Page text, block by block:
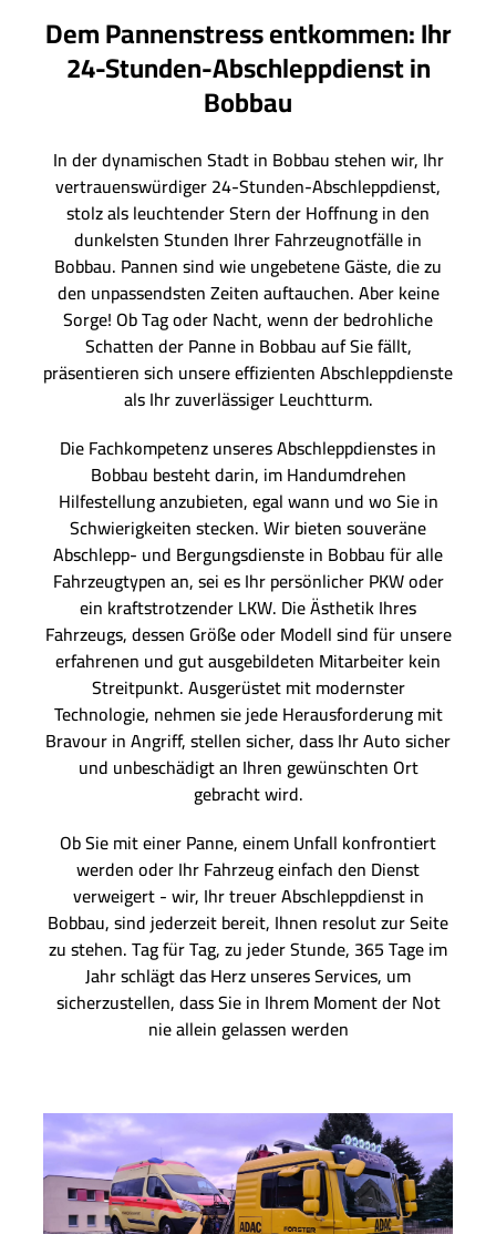
Dem Pannenstress entkommen: Ihr
24-Stunden-Abschleppdienst in
Bobbau
In der dynamischen Stadt in Bobbau stehen wir, Ihr
vertrauenswürdiger 24-Stunden-Abschleppdienst,
stolz als leuchtender Stern der Hoffnung in den
dunkelsten Stunden Ihrer Fahrzeugnotfälle in
Bobbau. Pannen sind wie ungebetene Gäste, die zu
den unpassendsten Zeiten auftauchen. Aber keine
Sorge! Ob Tag oder Nacht, wenn der bedrohliche
Schatten der Panne in Bobbau auf Sie fällt,
präsentieren sich unsere effizienten Abschleppdienste
als Ihr zuverlässiger Leuchtturm.
Die Fachkompetenz unseres Abschleppdienstes in
Bobbau besteht darin, im Handumdrehen
Hilfestellung anzubieten, egal wann und wo Sie in
Schwierigkeiten stecken. Wir bieten souveräne
Abschlepp- und Bergungsdienste in Bobbau für alle
Fahrzeugtypen an, sei es Ihr persönlicher PKW oder
ein kraftstrotzender LKW. Die Ästhetik Ihres
Fahrzeugs, dessen Größe oder Modell sind für unsere
erfahrenen und gut ausgebildeten Mitarbeiter kein
Streitpunkt. Ausgerüstet mit modernster
Technologie, nehmen sie jede Herausforderung mit
Bravour in Angriff, stellen sicher, dass Ihr Auto sicher
und unbeschädigt an Ihren gewünschten Ort
gebracht wird.
Ob Sie mit einer Panne, einem Unfall konfrontiert
werden oder Ihr Fahrzeug einfach den Dienst
verweigert - wir, Ihr treuer Abschleppdienst in
Bobbau, sind jederzeit bereit, Ihnen resolut zur Seite
zu stehen. Tag für Tag, zu jeder Stunde, 365 Tage im
Jahr schlägt das Herz unseres Services, um
sicherzustellen, dass Sie in Ihrem Moment der Not
nie allein gelassen werden